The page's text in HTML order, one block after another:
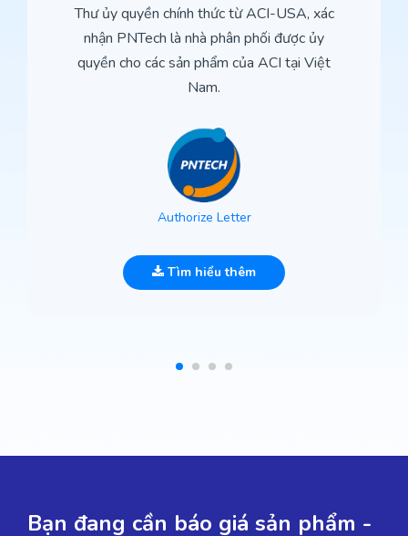
Thư ủy quyền chính thức từ ACI-USA, xác
nhận PNTech là nhà phân phối được ủy
quyền cho các sản phẩm của ACI tại Việt
Nam.
Authorize Letter
Tìm hiểu thêm
Bạn đang cần báo giá sản phẩm -